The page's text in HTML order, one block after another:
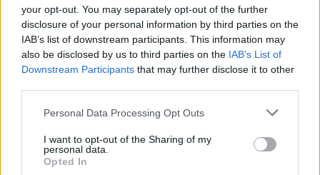
your opt-out. You may separately opt-out of the further
disclosure of your personal information by third parties on the
IAB’s list of downstream participants. This information may
also be disclosed by us to third parties on the IAB’s List of
Downstream Participants that may further disclose it to other
Personal Data Processing Opt Outs
I want to opt-out of the Sharing of my
personal data.
Opted In